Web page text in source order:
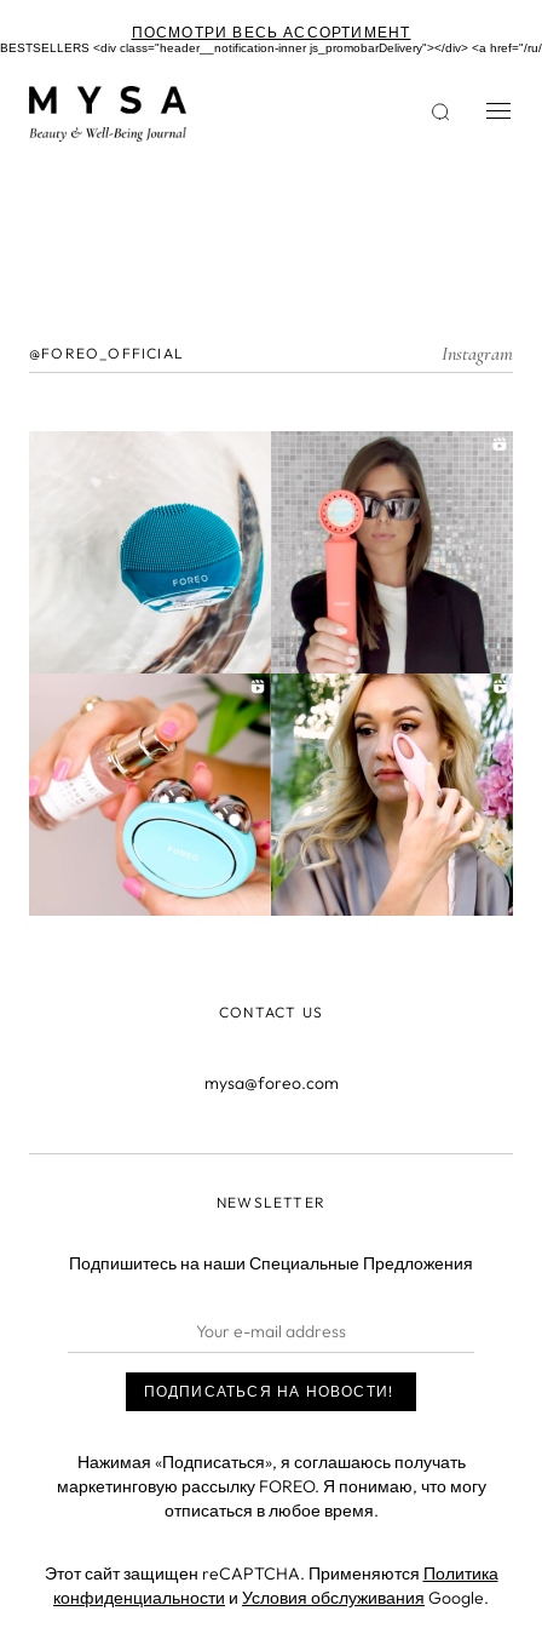
основному
@FOREO_OFFICIAL Instagram
ПОСМОТРИ ВЕСЬ АССОРТИМЕНТ
BESTSELLERS <div class="header__notification-inner js_promobarDelivery"></div> <a
CONTACT US
mysa@foreo.com
NEWSLETTER
Подпишитесь на наши Специальные Предложения
Нажимая «Подписаться», я соглашаюсь получать
маркетинговую рассылку FOREO. Я понимаю, что могу
отписаться в любое время.
Этот сайт защищен reCAPTCHA. Применяются Политика
конфиденциальности и Условия обслуживания Google.